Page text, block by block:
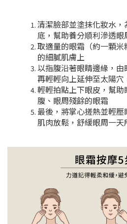
清潔臉部並塗抹化妝水
底，幫助養分順利滲透眼
取適量的眼霜（約一顆
的細膩肌膚上
以指腹沿著眼睛邊緣，由
再輕輕向上延伸至太陽穴
輕輕拍點上下眼皮，幫
腹、眼周殘餘的眼霜
最後，將掌心搓熱並輕
肌肉放鬆，舒緩眼周一